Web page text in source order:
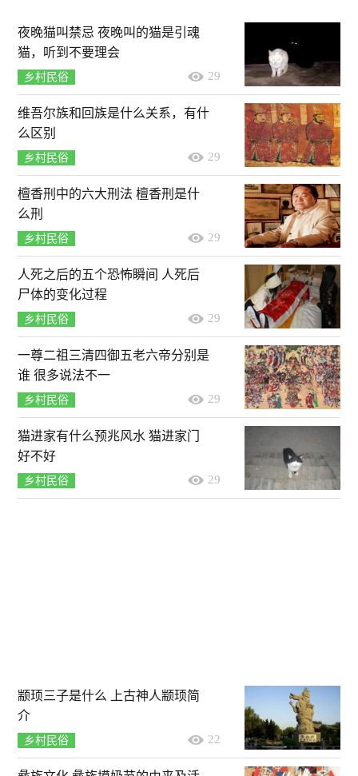
夜晚猫叫禁忌 夜晚叫的猫是引魂
猫，听到不要理会
乡村民俗 29
维吾尔族和回族是什么关系，有什
么区别
乡村民俗 29
檀香刑中的六大刑法 檀香刑是什
么刑
乡村民俗 29
人死之后的五个恐怖瞬间 人死后
尸体的变化过程
乡村民俗 29
一尊二祖三清四御五老六帝分别是
谁 很多说法不一
乡村民俗 29
猫进家有什么预兆风水 猫进家门
好不好
乡村民俗 29
颛顼三子是什么 上古神人颛顼简
介
乡村民俗 22